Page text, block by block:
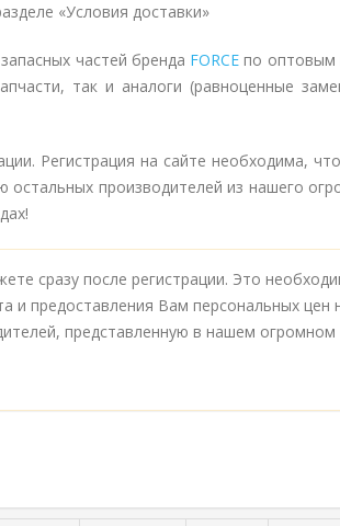
«Условия доставки»
частей бренда FORCE по оптовым
так и аналоги (равноценные
Регистрация на сайте необходима,
остальных производителей из нашего
сразу после регистрации. Это
и предоставления Вам персональных цен
представленную в нашем огромном